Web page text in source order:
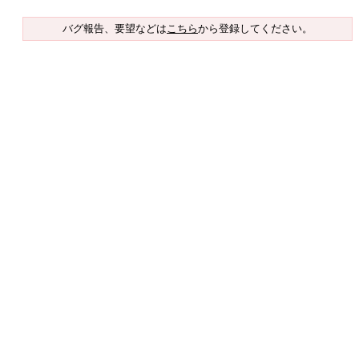
バグ報告、要望などはこちらから登録してください。